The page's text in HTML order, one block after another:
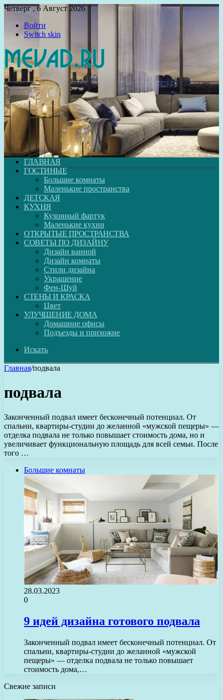
Четверг , 6 Август 2026
Войти
Switch skin
ГЛАВНАЯ
ГОСТИНЫЕ
Большие комнаты
Маленькие пространства
ДЕТСКАЯ
КУХНЯ
Кухонный фартук
Маленькие кухни
ОТКРЫТЫЕ ПРОСТРАНСТВА
СОВЕТЫ ПО ДИЗАЙНУ
Дизайн ванной
Дизайн комнаты
Стили дизайна
Украшение
Фен-Шуй
СТЕНЫ И КРАСКА
Цвет
УЛУЧШЕНИЕ ДОМА
Домашние офисы
Подъезды и прихожие
Искать
Главная/подвала
подвала
Законченный подвал имеет бесконечный потенциал. От
спальни, квартиры-студии до желанной «мужской пещеры» —
отделка подвала не только повышает стоимость дома, но и
увеличивает функциональную площадь для всей семьи. После
того …
Большие комнаты
28.03.2023
0
9 идей дизайна готового подвала
Законченный подвал имеет бесконечный потенциал. От
спальни, квартиры-студии до желанной «мужской
пещеры» — отделка подвала не только повышает
стоимость дома,…
Свежие записи